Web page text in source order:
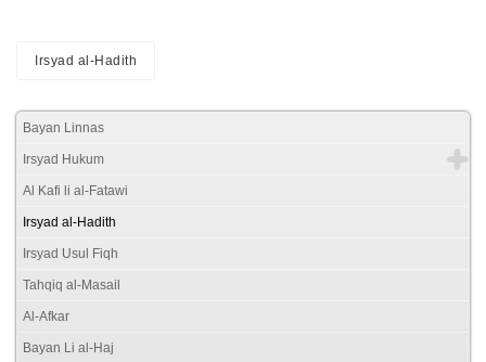
Irsyad al-Hadith
Bayan Linnas
Irsyad Hukum
Al Kafi li al-Fatawi
Irsyad al-Hadith
Irsyad Usul Fiqh
Tahqiq al-Masail
Al-Afkar
Bayan Li al-Haj